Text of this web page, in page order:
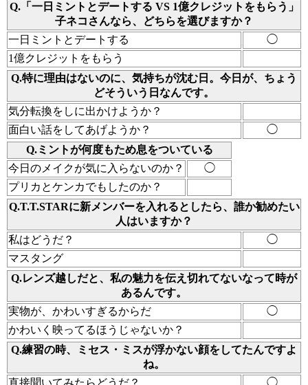
Q.「一日ミントとデートする VS 1億クレジットをもらう」
子ネコさんなら、どちらを選びますか？
一日ミントとデートする
◯
1億クレジットをもらう
Q.特に理由はないのに、気持ちが沈む日。今日が、ちょう
どそういう日なんです。
気分転換をしに出かけようか？
面白い話をしてあげようか？
◯
Q.ミントが何度もため息をついている
今日のメイクが気に入らないのか？
◯
プリカとケンカでもしたのか？
Q.T.T.STARに新メンバーを入れるとしたら、誰か勧めたい
人はいますか？
私はどうだ？
◯
マスタング
Q.レンズ越しだと、私の魅力を伝え切れてないなって時が
あるんです。
実物が、かわいすぎるからだ
◯
かわいく映ってるほうじゃないか？
Q.練習の時、ミセス・ミスが浮かない顔をしてたんですよ
ね。
直接聞いてみたらどうだ？
◯